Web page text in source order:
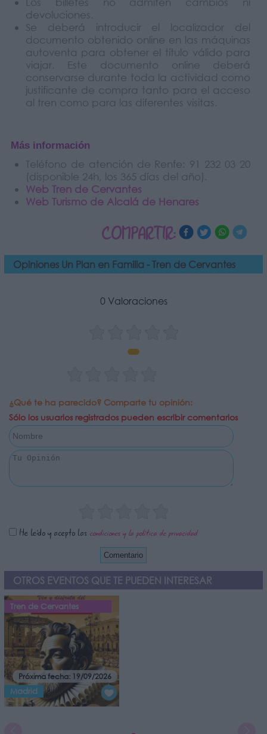
devoluciones.
Se deberá introducir el localizador del
documento obtenido online en las máquinas
autoventa para obtener el título válido para
viajar. Este documento online deberá
conservarse durante toda la actividad como
justificante de compra tanto para el acceso
al tren como para las diferentes visitas.
Más información
Teléfono de atención de Renfe: 91 232 03 20
(disponible 24h, los 365 días del año).
Web Tren de Cervantes
Web Turismo de Alcalá de Henares
COMPARTIR:
Opiniones Un Plan en Familia - Tren de Cervantes
¿Qué te ha parecido? Comparte tu opinión:
Sólo los usuarios registrados pueden escribir comentarios
He leído y acepto las condiciones y la política de privacidad
0 Valoraciones
OTROS EVENTOS QUE TE PUEDEN INTERESAR
Tren de Cervantes
Próxima fecha: 19/09/2026
Madrid